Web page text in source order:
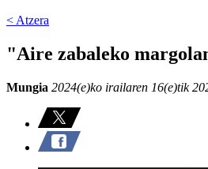
< Atzera
"Aire zabaleko
Mungia 2024(e)ko irailaren 16(e)tik